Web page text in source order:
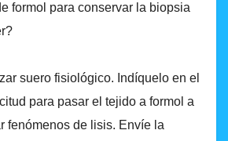
formol para conservar la biopsia
suero fisiológico. Indíquelo en el
para pasar el tejido a formol a
fenómenos de lisis. Envíe la